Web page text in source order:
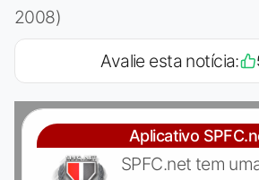
2008)
Avalie esta notícia:
Aplicativo
SPFC.net tem